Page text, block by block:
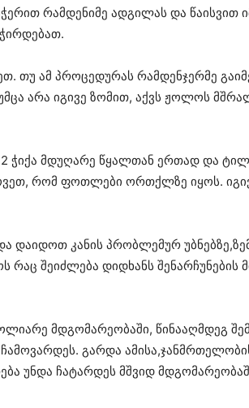
რამდენიმე ადგილას და წაისვით
თუ ამ პროცედურას რამდენჯერმე
არა იგივე ზომით, აქვს ჟოლოს
ჭიქა მდუღარე წყალთან ერთად და
რომ ფოთლები ორთქლზე იყოს.
დაიდოთ კანის პრობლემურ
შეიძლება დიდხანს შენარჩუნების
მდგომარეობაში, წინააღმდეგ
გარდა
უნდა ჩატარდეს მშვიდ